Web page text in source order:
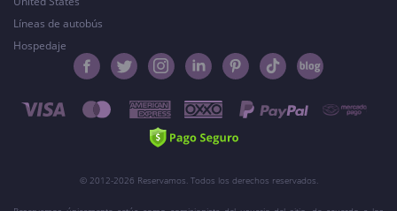
Líneas de autobús
Hospedaje
© 2012-2026 Reservamos. Todos los derechos reservados.